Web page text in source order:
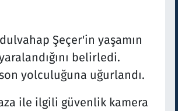
Şeçer'in yaşamın
belirledi.
yolculuğuna uğurlandı.
ile ilgili güvenlik kamera